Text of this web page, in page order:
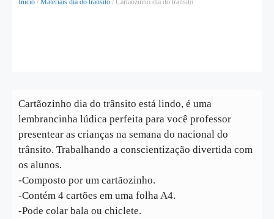
Cartãozinho dia do trânsito está lindo, é uma
lembrancinha lúdica perfeita para você professor
presentear as crianças na semana do nacional do
trânsito. Trabalhando a conscientização divertida com
os alunos.
-Composto por um cartãozinho.
-Contém 4 cartões em uma folha A4.
-Pode colar bala ou chiclete.